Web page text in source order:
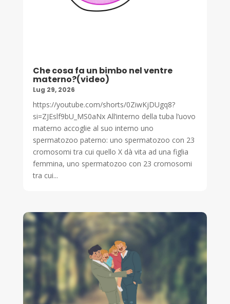
Che cosa fa un bimbo nel ventre
materno?(video)
Lug 29, 2026
https://youtube.com/shorts/0ZiwKjDUgq8?
si=ZJEslf9bU_MS0aNx All’interno della tuba l’uovo
materno accoglie al suo interno uno
spermatozoo paterno: uno spermatozoo con 23
cromosomi tra cui quello X dà vita ad una figlia
femmina, uno spermatozoo con 23 cromosomi
tra cui...